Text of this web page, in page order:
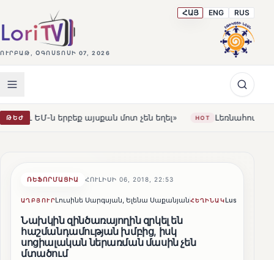
ՈՒՐԲԱԹ, ՕԳՈՍՏՈՍԻ 07, 2026
ՀԱՅ ENG RUS
ԹԵԺ
մոտ չեն եղել» HOT Լեռնահովիտի Սուրբ Ստեփանոս
ՌԵՖՈՐՄԱՑԻԱ ՀՈՒԼԻՍԻ 06, 2018, 22:53
ԱՂԲՅՈՒՐԼուսինե Սարգսյան, Ելենա ՍաքանյանՀԵՂԻՆԱԿLusine
Նախկին զինծառայողին զրկել են
հաշմանդամության խմբից, իսկ
սոցիալական ներառման մասին չեն
մտածում